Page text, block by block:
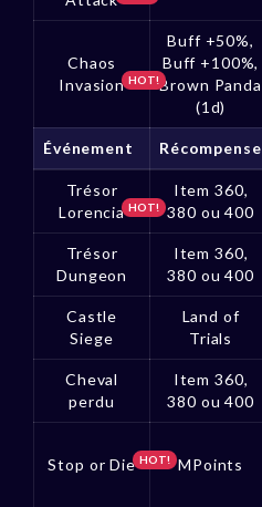
Chaos
Invasion HOT!
Buff +50%,
Buff +100%,
Brown Panda
(1d)
Événement Récompense
Trésor
Lorencia HOT!
Item 360,
380 ou 400
Trésor
Dungeon
Item 360,
380 ou 400
Castle
Siege
Land of
Trials
Cheval
perdu
Item 360,
380 ou 400
Stop or Die HOT! MPoints